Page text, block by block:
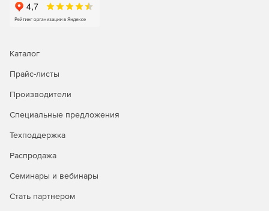
Каталог
Прайс-листы
Производители
Специальные предложения
Техподдержка
Распродажа
Семинары и вебинары
Стать партнером